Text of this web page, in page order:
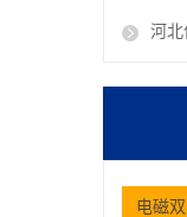
河北保
电磁